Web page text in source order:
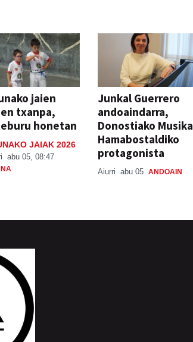
jaien
txanpa,
honetan
JAIAK 2026
abu 05, 08:47
Junkal Guerrero
andoaindarra,
Donostiako Musika
Hamabostaldiko
protagonista
Aiurri abu 05 ANDOAIN